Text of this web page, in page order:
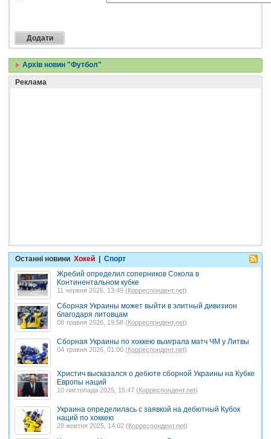
Архів новин "Футбол"
Реклама
Останні новини Хокей | Спорт
Жребий определил соперников Сокола в
Континентальном кубке
11 червня 2026, 13:49 (Корреспондент.net)
Сборная Украины может выйти в элитный дивизион
благодаря литовцам
08 травня 2026, 19:58 (Корреспондент.net)
Сборная Украины по хоккею выиграла матч ЧМ у Литвы
04 травня 2026, 01:00 (Корреспондент.net)
Христич высказался о дебюте сборной Украины на Кубке
Европы наций
10 листопада 2025, 15:47 (Корреспондент.net)
Украина определилась с заявкой на дебютный Кубок
наций по хоккею
28 жовтня 2025, 14:02 (Корреспондент.net)